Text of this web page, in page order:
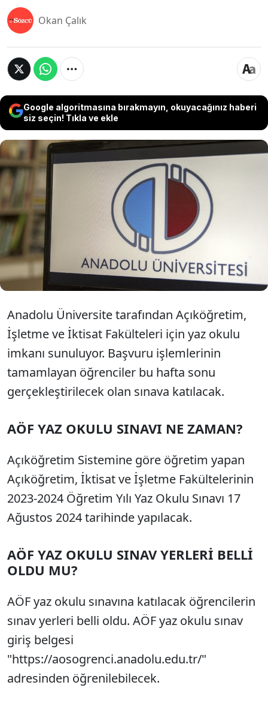
Okan Çalık
Google algoritmasına bırakmayın, okuyacağınız haberi
siz seçin! Tıkla ve ekle
Son 5 yıldır uygulanan Açıköğretim fakültesi yaz
okulu kapsamında öğrenciler eksik dersleri veya
geçmeyi başaramadıkları dersleri vermek için AÖF
yaz okulu sınavına giriyor. AÖF yaz okulu sınavı 17
Ağustos 2024 Cumartesi günü gerçekleştirilecek.
AÖF sınav giriş belgesi ise geçtiğimiz günlerde
Anadolu Üniversite tarafından erişime açıldı.
Anadolu Üniversite tarafından Açıköğretim,
İşletme ve İktisat Fakülteleri için yaz okulu
imkanı sunuluyor. Başvuru işlemlerinin
tamamlayan öğrenciler bu hafta sonu
gerçekleştirilecek olan sınava katılacak.
AÖF YAZ OKULU SINAVI NE ZAMAN?
Açıköğretim Sistemine göre öğretim yapan
Açıköğretim, İktisat ve İşletme Fakültelerinin
2023-2024 Öğretim Yılı Yaz Okulu Sınavı 17
Ağustos 2024 tarihinde yapılacak.
AÖF YAZ OKULU SINAV YERLERİ BELLİ
OLDU MU?
AÖF yaz okulu sınavına katılacak öğrencilerin
sınav yerleri belli oldu. AÖF yaz okulu sınav
giriş belgesi
"https://aosogrenci.anadolu.edu.tr/"
adresinden öğrenilebilecek.